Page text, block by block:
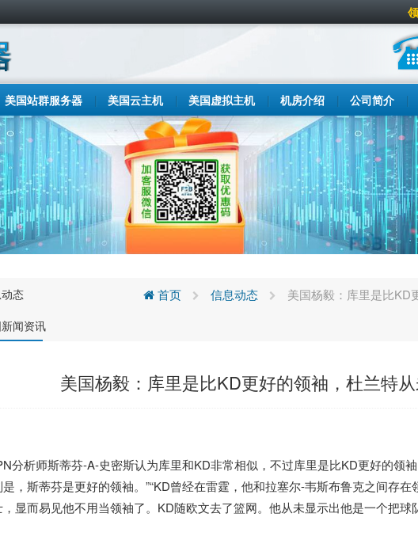
美国站群服务器 美国云主机 美国虚拟主机 机房介绍 公司简介
态
闻资讯
首页 信息动态 美国杨毅：库里是比KD
美国杨毅：库里是比KD更好的领袖，杜兰特从
分析师斯蒂芬-A-史密斯认为库里和KD非常相似，不过库里是比KD更好的领袖
，斯蒂芬是更好的领袖。”“KD曾经在雷霆，他和拉塞尔-韦斯布鲁克之间存在
显而易见他不用当领袖了。KD随欧文去了篮网。他从未显示出他是一个把球